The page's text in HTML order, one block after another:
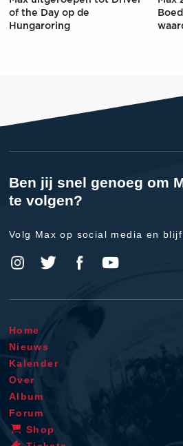
of the Day op de
Hungaroring
Ben jij snel genoeg om
te volgen?
Volg Max op social media en
Home
Nieuws
Kalender
Over
Album
Forum
Shop